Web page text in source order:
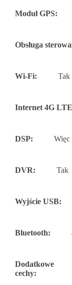
Moduł GPS:
Obsługa
Wi-Fi: Tak
Internet 4G
DSP: Więc
DVR: Tak
Wyjście USB:
Bluetooth:
Dodatkowe
cechy: